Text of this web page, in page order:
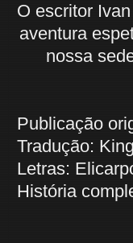
O escritor
aventura
nossa
Publicação
Tradução:
Letras:
História